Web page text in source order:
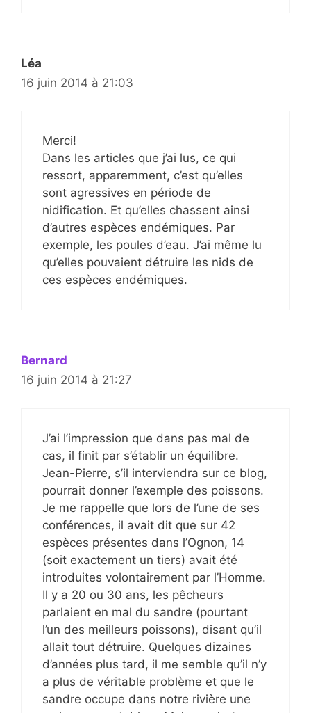
Léa
16 juin 2014 à 21:03
Merci!
Dans les articles que j’ai lus, ce qui
ressort, apparemment, c’est qu’elles
sont agressives en période de
nidification. Et qu’elles chassent ainsi
d’autres espèces endémiques. Par
exemple, les poules d’eau. J’ai même lu
qu’elles pouvaient détruire les nids de
ces espèces endémiques.
Bernard
16 juin 2014 à 21:27
J’ai l’impression que dans pas mal de
cas, il finit par s’établir un équilibre.
Jean-Pierre, s’il interviendra sur ce blog,
pourrait donner l’exemple des poissons.
Je me rappelle que lors de l’une de ses
conférences, il avait dit que sur 42
espèces présentes dans l’Ognon, 14
(soit exactement un tiers) avait été
introduites volontairement par l’Homme.
Il y a 20 ou 30 ans, les pêcheurs
parlaient en mal du sandre (pourtant
l’un des meilleurs poissons), disant qu’il
allait tout détruire. Quelques dizaines
d’années plus tard, il me semble qu’il n’y
a plus de véritable problème et que le
sandre occupe dans notre rivière une